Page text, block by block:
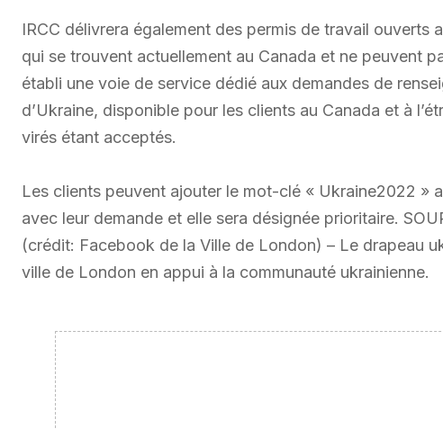
IRCC délivrera également des permis de travail ouverts
qui se trouvent actuellement au Canada et ne peuvent
établi une voie de service dédié aux demandes de
d’Ukraine, disponible pour les clients au Canada et à
virés étant acceptés.
Les clients peuvent ajouter le mot-clé « Ukraine2022 »
avec leur demande et elle sera désignée prioritaire.
(crédit: Facebook de la Ville de London) – Le drapeau
ville de London en appui à la communauté ukrainienne.